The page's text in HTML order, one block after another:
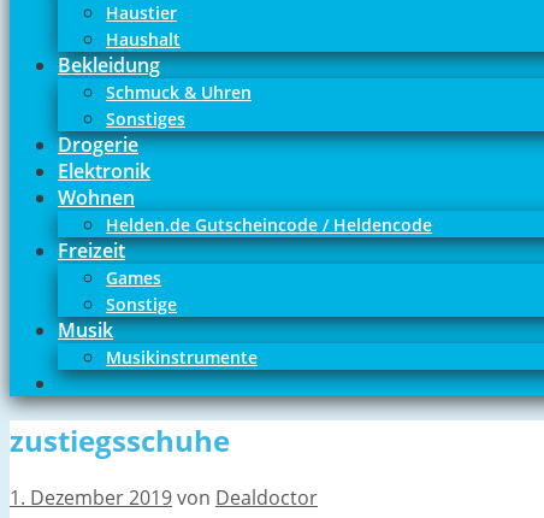
Haustier
Haushalt
Bekleidung
Schmuck & Uhren
Sonstiges
Drogerie
Elektronik
Wohnen
Helden.de Gutscheincode / Heldencode
Freizeit
Games
Sonstige
Musik
Musikinstrumente
zustiegsschuhe
1. Dezember 2019von Dealdoctor